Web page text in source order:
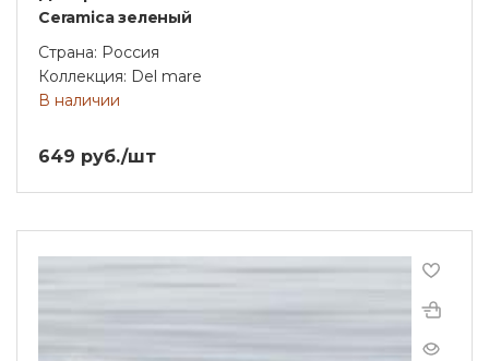
Ceramica зеленый
Страна: Россия
Коллекция: Del mare
В наличии
649 руб./шт